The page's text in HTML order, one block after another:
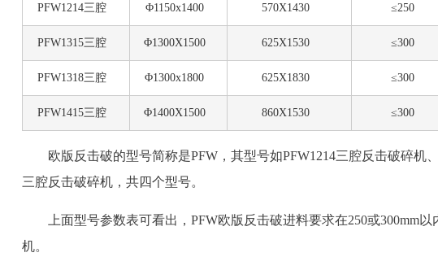
PFW1214三腔 Φ1150x1400 570X1430 ≤250
PFW1315三腔 Φ1300X1500 625X1530 ≤300
PFW1318三腔 Φ1300x1800 625X1830 ≤300
PFW1415三腔 Φ1400X1500 860X1530 ≤300
欧版反击破的型号简称是PFW，其型号如PFW1214三腔反击破碎机
三腔反击破碎机，共四个型号。
上面型号参数表可看出，PFW欧版反击破进料要求在250或300mm
机。